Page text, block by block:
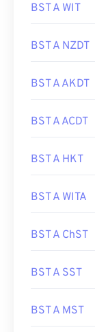
BST A WIT
BST A NZDT
BST A AKDT
BST A ACDT
BST A HKT
BST A WITA
BST A ChST
BST A SST
BST A MST